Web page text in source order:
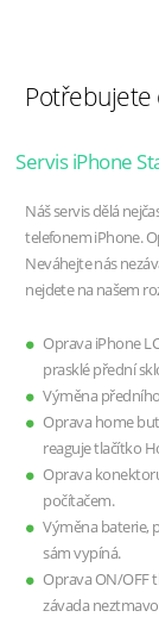
Potřebujete
Servis iPhone
Náš servis dělá
telefonem iPhone.
Neváhejte nás
nejdete na našem
Oprava iPhone
prasklé přední
Výměna
Oprava home
reaguje tlačítko
Oprava
počítačem.
Výměna baterie,
sám vypíná.
Oprava ON/OFF
závada